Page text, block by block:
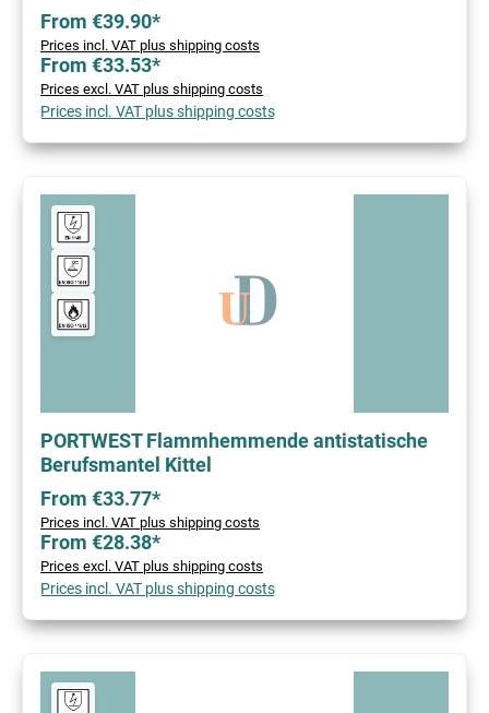
From €39.90*
Prices incl. VAT plus shipping costs
From €33.53*
Prices excl. VAT plus shipping costs
Prices incl. VAT plus shipping costs
PORTWEST Flammhemmende antistatische
Berufsmantel Kittel
From €33.77*
Prices incl. VAT plus shipping costs
From €28.38*
Prices excl. VAT plus shipping costs
Prices incl. VAT plus shipping costs